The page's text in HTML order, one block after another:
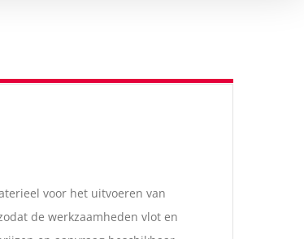
voor het uitvoeren van
de werkzaamheden vlot en